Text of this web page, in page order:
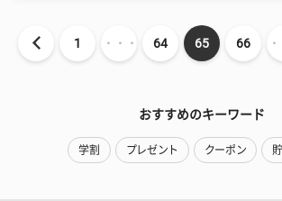
1 ・・・ 64 65 66
おすすめのキーワード
学割 プレゼント クーポン